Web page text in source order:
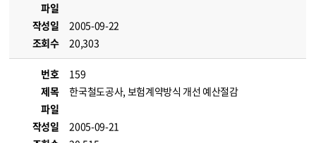
파일
작성일
2005-09-22
조회수
20,303
번호
159
제목
한국철도공사, 보험계약방식 개선 예산절감
파일
작성일
2005-09-21